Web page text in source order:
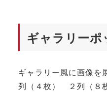
ギャラリー
ギャラリー風に画像を
列（４枚） ２列（８